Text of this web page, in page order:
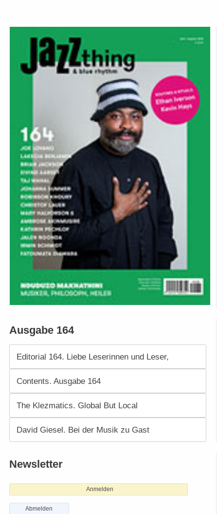
Ausgabe 164
Editorial 164. Liebe Leserinnen und Leser,
Contents. Ausgabe 164
The Klezmatics. Global But Local
David Giesel. Bei der Musik zu Gast
Newsletter
Anmelden
Abmelden